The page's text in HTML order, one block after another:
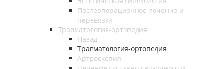
Послеоперационное лечение и
перевязки
Травматология-ортопедия
Назад
Травматология-ортопедия
Артроскопия